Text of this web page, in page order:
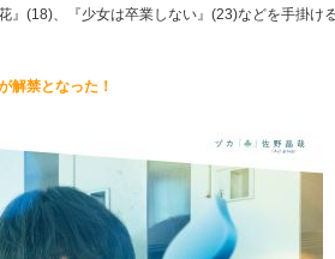
』(18)、『少女は卒業しない』(23)などを手掛け
解禁となった！